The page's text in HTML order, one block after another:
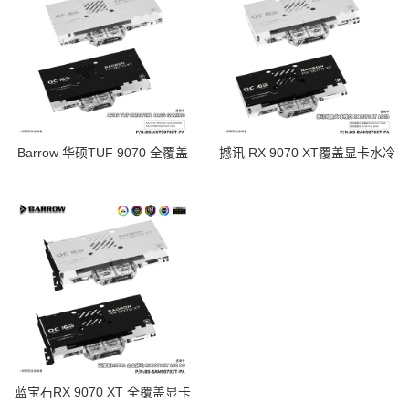
Barrow 华硕TUF 9070 全覆盖
撼讯 RX 9070 XT覆盖显卡水冷
蓝宝石RX 9070 XT 全覆盖显卡